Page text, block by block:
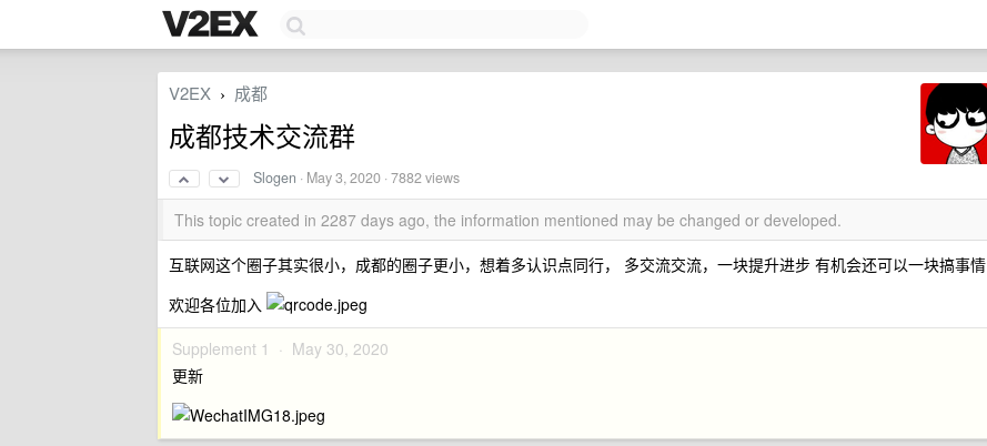
V2EX › 成都
成都技术交流群
Slogen · May 3, 2020 · 7882 views
This topic created in 2287 days ago, the information mentioned may be changed or developed.
互联网这个圈子其实很小，成都的圈子更小，想着多认识点同行， 多交流交流，一块提升进步 有机会还可以一块搞事情
欢迎各位加入
Supplement 1 · May 30, 2020
更新